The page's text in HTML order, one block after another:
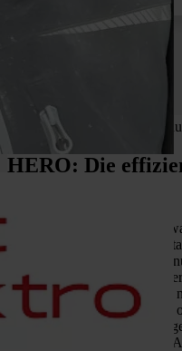
Mit der intuitiven
HERO: Die
Die HERO
Lösungen, um den
gestalten. Egal ob bei der
von Wartungsarbeiten
oder
vereinfacht jeden Schritt.
Betriebe ihre Projekte zentral
Informationen in einem
Zeit für das Wesentliche: